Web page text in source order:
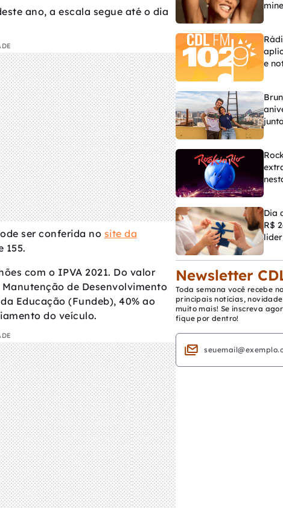
ano, a escala segue até o dia
ser conferida no site da
155.
com o IPVA 2021. Do valor
de Desenvolvimento
Educação (Fundeb), 40% ao
do veículo.
e
Dia
R$
Newsletter
Toda semana você recebe
principais notícias,
muito mais! Se inscreva
fique por dentro!